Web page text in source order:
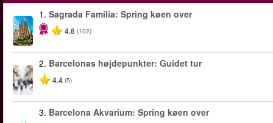
1. Sagrada Família: Spring køen over
4.6 (102)
2. Barcelonas højdepunkter: Guidet tur
4.4 (5)
3. Barcelona Akvarium: Spring køen over